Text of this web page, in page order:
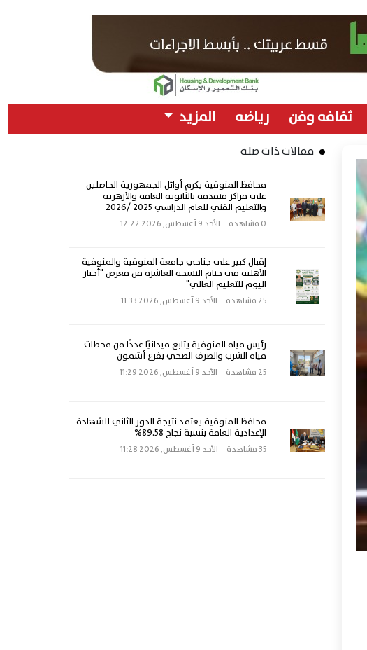
ثقافه وفن رياضه المزيد
مقالات ذات صلة
محافظ المنوفية يكرم أوائل الجمهورية الحاصلين
على مراكز متقدمة بالثانوية العامة والأزهرية
والتعليم الفني للعام الدراسي 2025 /2026
0 مشاهدة الأحد 9 أغسطس, 2026 12:22
إقبال كبير على جناحي جامعة المنوفية والمنوفية
الأهلية في ختام النسخة العاشرة من معرض "أخبار
اليوم للتعليم العالي"
25 مشاهدة الأحد 9 أغسطس, 2026 11:33
رئيس مياه المنوفية يتابع ميدانيًا عددًا من محطات
مياه الشرب والصرف الصحي بفرع أشمون
25 مشاهدة الأحد 9 أغسطس, 2026 11:29
محافظ المنوفية يعتمد نتيجة الدور الثاني للشهادة
الإعدادية العامة بنسبة نجاح 89.58%
35 مشاهدة الأحد 9 أغسطس, 2026 11:28